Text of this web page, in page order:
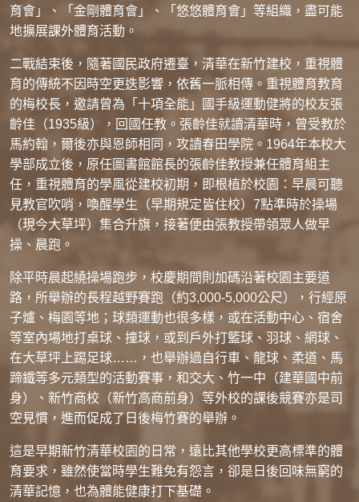
育會」、「金剛體育會」、「悠悠體育會」等組織，盡可能
地擴展課外體育活動。
二戰結束後，隨著國民政府遷臺，清華在新竹建校，重視體
育的傳統不因時空更迭影響，依舊一脈相傳。重視體育教育
的梅校長，邀請曾為「十項全能」國手級運動健將的校友張
齡佳（1935級），回國任教。張齡佳就讀清華時，曾受教於
馬約翰，爾後亦與恩師相同，攻讀春田學院。1964年本校大
學部成立後，原任圖書館館長的張齡佳教授兼任體育組主
任，重視體育的學風從建校初期，即根植於校園：早晨可聽
見教官吹哨，喚醒學生（早期規定皆住校）7點準時於操場
（現今大草坪）集合升旗，接著便由張教授帶領眾人做早
操、晨跑。
除平時晨起繞操場跑步，校慶期間則加碼沿著校園主要道
路，所舉辦的長程越野賽跑（約3,000-5,000公尺），行經原
子爐、梅園等地；球類運動也很多樣，或在活動中心、宿舍
等室內場地打桌球、撞球，或到戶外打籃球、羽球、網球、
在大草坪上踢足球……，也舉辦過自行車、龍球、柔道、馬
蹄鐵等多元類型的活動賽事，和交大、竹一中（建華國中前
身）、新竹商校（新竹高商前身）等外校的課後競賽亦是司
空見慣，進而促成了日後梅竹賽的舉辦。
這是早期新竹清華校園的日常，遠比其他學校更高標準的體
育要求，雖然使當時學生難免有怨言，卻是日後回味無窮的
清華記憶，也為體能健康打下基礎。